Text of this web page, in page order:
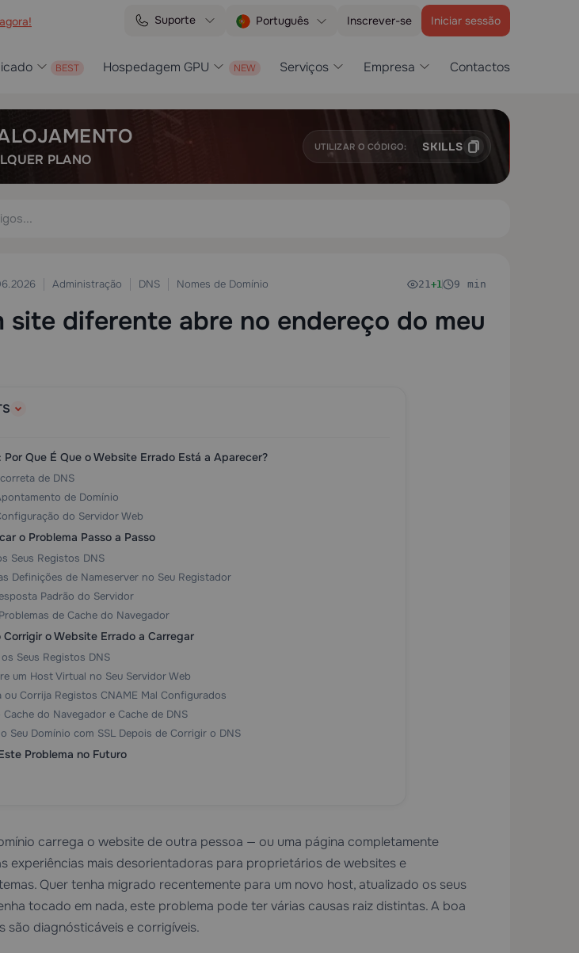
Suporte Português Inscrever-se Iniciar sessão
Hospedagem GPU Serviços Empresa Contactos
PLANO
UTILIZAR O CÓDIGO: SKILLS
Administração DNS Nomes de Domínio 21+1 9 min
site diferente abre no endereço do meu
Por Que É Que o Website Errado Está a Aparecer?
de DNS
de Domínio
do Servidor Web
o Problema Passo a Passo
Seus Registos DNS
Definições de Nameserver no Seu Registador
Padrão do Servidor
de Cache do Navegador
Corrigir o Website Errado a Carregar
Seus Registos DNS
um Host Virtual no Seu Servidor Web
ou Corrija Registos CNAME Mal Configurados
Cache do Navegador e Cache de DNS
Seu Domínio com SSL Depois de Corrigir o DNS
Problema no Futuro
carrega o website de outra pessoa — ou uma página completamente
experiências mais desorientadoras para proprietários de websites e
Quer tenha migrado recentemente para um novo host, atualizado os seus
tocado em nada, este problema pode ter várias causas raiz distintas. A boa
são diagnósticáveis e corrigíveis.